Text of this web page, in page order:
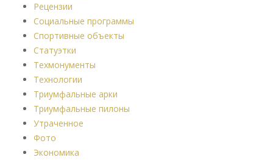
Рецензии
Социальные программы
Спортивные объекты
Статуэтки
Техмонументы
Технологии
Триумфальные арки
Триумфальные пилоны
Утраченное
Фото
Экономика